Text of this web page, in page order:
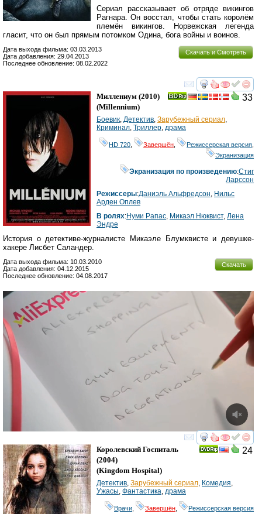
Сериал рассказывает об отряде викингов
Рагнара. Он восстал, чтобы стать королём
племён викингов. Норвежская легенда
гласит, что он был прямым потомком Одина, бога войны и воинов.
Скачать и Смотреть
Дата выхода фильма: 03.03.2013
Дата добавления: 29.04.2013
Последнее обновление: 08.02.2022
смотреть
33
Миллениум (2010)
(Millennium)
Боевик, Детектив, Зарубежный сериал,
Криминал, Триллер, драма
HD 720 Завершён Режиссерская версия
Экранизация
Экранизация по произведению:Стиг
Ларссон
Режиссеры:Даниэль Альфредсон, Нильс
Арден Оплев
В ролях:Нуми Рапас, Микаэл Нюквист, Лена
Эндре
История о детективе-журналисте Микаэле Блумквисте и девушке-
хакере Лисбет Саландер.
Скачать
Дата выхода фильма: 10.03.2010
Дата добавления: 04.12.2015
Последнее обновление: 04.08.2017
смотреть
24
Королевский Госпиталь
(2004)
(Kingdom Hospital)
Детектив Зарубежный сериал Комедия
Ужасы Фантастика драма
Врачи Завершён Режиссерская версия